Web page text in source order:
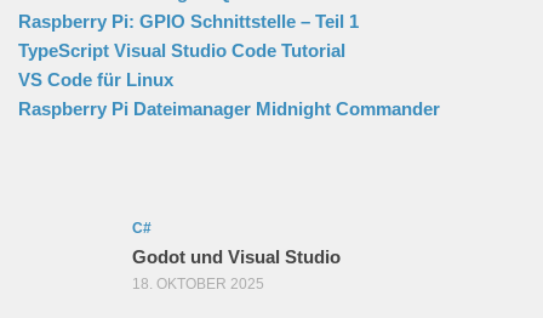
Raspberry Pi: GPIO Schnittstelle – Teil 1
TypeScript Visual Studio Code Tutorial
VS Code für Linux
Raspberry Pi Dateimanager Midnight Commander
C#
Godot und Visual Studio
18. OKTOBER 2025